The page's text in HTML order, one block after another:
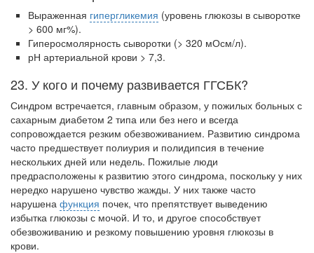
касаются увеличения риска
острой кардиотоксичности и
роста сопутствующих
осложнений от...
Закон о праве родителей находиться с детьми в
реанимации внесен в Госдуму
Соответствующий
законопроект внесен в
палату на
рассмотрение. Суть его
заключается в
нахождении одного из
родителей в
больничной палате
Выраженная гипергликемия (уровень глюкозы в сыворотке
> 600 мг%).
Гиперосмолярность сыворотки (> 320 мОсм/л).
рН артериальной крови > 7,3.
23. У кого и почему развивается ГГСБК?
Синдром встречается, главным образом, у пожилых больных с
сахарным диабе­том 2 типа или без него и всегда
сопровождается резким обезвоживанием. Развитию синдрома
часто предшествует полиурия и полидипсия в течение
нескольких дней или недель. Пожилые люди
предрасположены к развитию этого синдрома, посколь­ку у них
нередко нарушено чувство жажды. У них также часто
нарушена функция почек, что препятствует выведению
избытка глюкозы с мочой. И то, и другое способ­ствует
обезвоживанию и резкому повышению уровня глюкозы в
крови.